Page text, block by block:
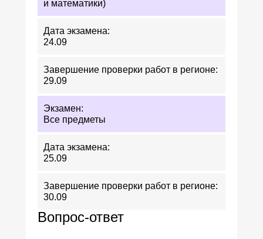
и математики)
24.09
29.09
Все предметы
25.09
30.09
Вопрос-ответ